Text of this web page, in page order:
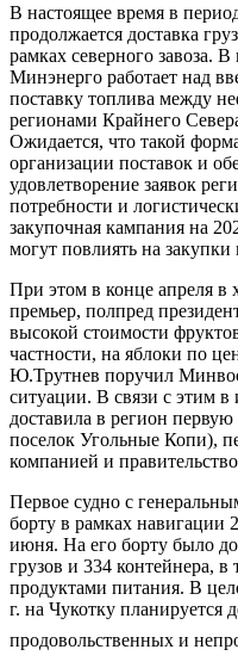
В настоящее время в
продолжается доставка
рамках северного завоза.
Минэнерго работает над
поставку топлива между
регионами Крайнего
Ожидается, что такой
организации поставок и
удовлетворение заявок
потребности и
закупочная кампания на
могут повлиять на закупки
При этом в конце апреля в
премьер, полпред
высокой стоимости
частности, на яблоки по
Ю.Трутнев поручил
ситуации. В связи с этим
доставила в регион
поселок Угольные Копи),
компанией и
Первое судно с
борту в рамках навигации
июня. На его борту было
грузов и 334 контейнера,
продуктами питания. В
г. на Чукотку планируется
продовольственных и